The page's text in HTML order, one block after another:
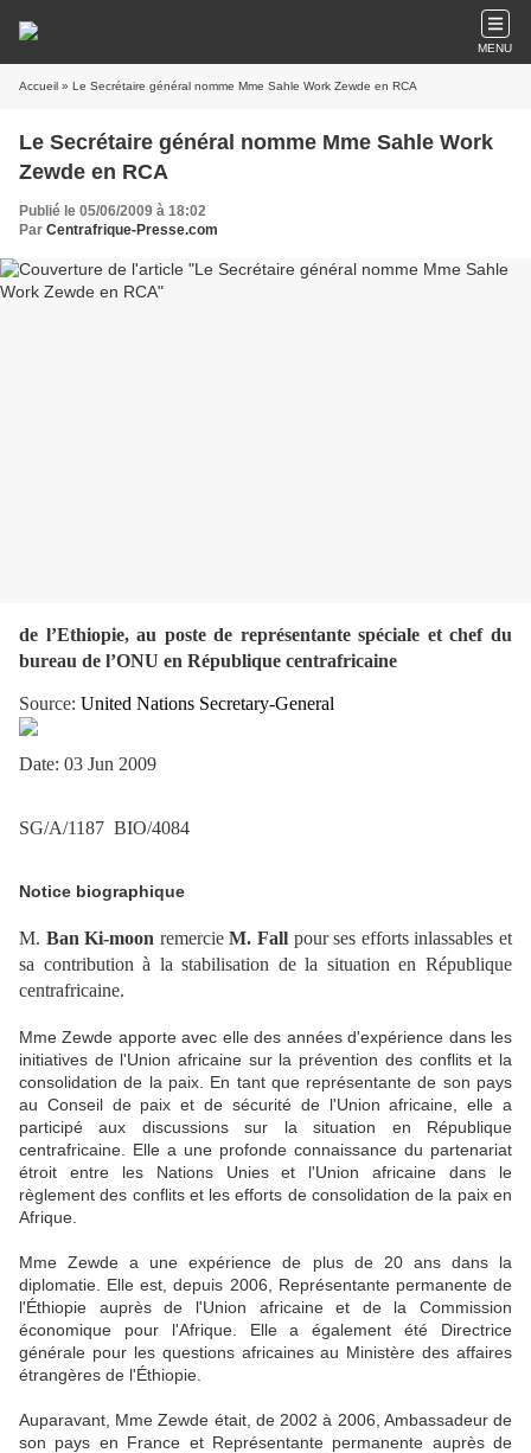
MENU
Accueil » Le Secrétaire général nomme Mme Sahle Work Zewde en RCA
Le Secrétaire général nomme Mme Sahle Work
Zewde en RCA
Publié le 05/06/2009 à 18:02
Par Centrafrique-Presse.com
de l’Ethiopie, au poste de représentante spéciale et chef du
bureau de l’ONU en République centrafricaine
Source: United Nations Secretary-General
Date: 03 Jun 2009
SG/A/1187 BIO/4084
Notice biographique
M. Ban Ki-moon remercieM. Fall pour ses efforts inlassables et
sa contribution à la stabilisation de la situation en République
centrafricaine.
Mme Zewde apporte avec elle des années d'expérience dans les
initiatives de l'Union africaine sur la prévention des conflits et la
consolidation de la paix. En tant que représentante de son pays
au Conseil de paix et de sécurité de l'Union africaine, elle a
participé aux discussions sur la situation en République
centrafricaine. Elle a une profonde connaissance du partenariat
étroit entre les Nations Unies et l'Union africaine dans le
règlement des conflits et les efforts de consolidation de la paix en
Afrique.
Mme Zewde a une expérience de plus de 20 ans dans la
diplomatie. Elle est, depuis 2006, Représentante permanente de
l'Éthiopie auprès de l'Union africaine et de la Commission
économique pour l'Afrique. Elle a également été Directrice
générale pour les questions africaines au Ministère des affaires
étrangères de l'Éthiopie.
Auparavant, Mme Zewde était, de 2002 à 2006, Ambassadeur de
son pays en France et Représentante permanente auprès de